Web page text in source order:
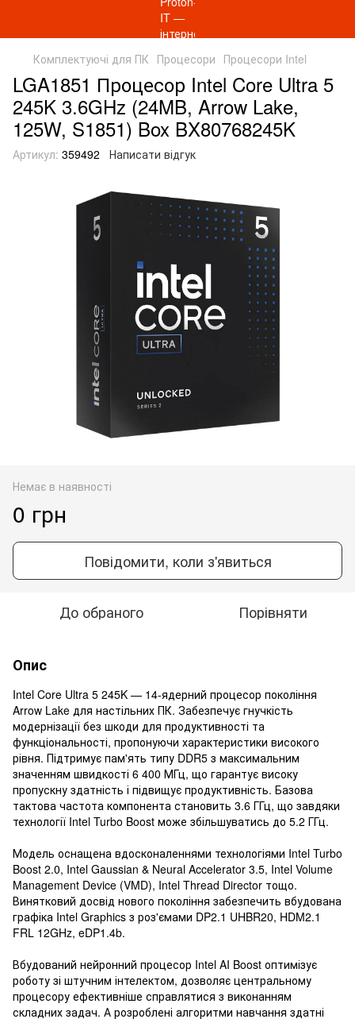
Комплектуючі для ПК Процесори Процесори Intel
LGA1851 Процесор Intel Core Ultra 5
245K 3.6GHz (24MB, Arrow Lake,
125W, S1851) Box BX80768245K
Артикул: 359492 Написати відгук
Немає в наявності
0 грн
Повідомити, коли з'явиться
До обраного Порівняти
Опис
Intel Core Ultra 5 245K — 14-ядерний процесор покоління
Arrow Lake для настільних ПК. Забезпечує гнучкість
модернізації без шкоди для продуктивності та
функціональності, пропонуючи характеристики високого
рівня. Підтримує пам'ять типу DDR5 з максимальним
значенням швидкості 6 400 МГц, що гарантує високу
пропускну здатність і підвищує продуктивність. Базова
тактова частота компонента становить 3.6 ГГц, що завдяки
технології Intel Turbo Boost може збільшуватись до 5.2 ГГц.
Модель оснащена вдосконаленнями технологіями Intel Turbo
Boost 2.0, Intel Gaussian & Neural Accelerator 3.5, Intel Volume
Management Device (VMD), Intel Thread Director тощо.
Винятковий досвід нового покоління забезпечить вбудована
графіка Intel Graphics з роз'ємами DP2.1 UHBR20, HDM2.1
FRL 12GHz, eDP1.4b.
Вбудований нейронний процесор Intel AI Boost оптимізує
роботу зі штучним інтелектом, дозволяє центральному
процесору ефективніше справлятися з виконанням
складних задач. А розроблені алгоритми навчання здатні